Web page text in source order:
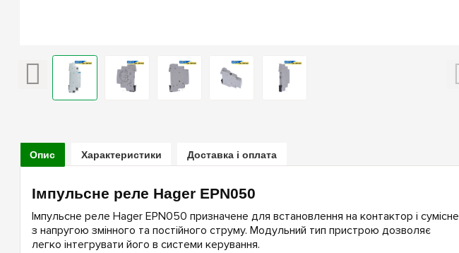
Опис Характеристики Доставка і оплата
Імпульсне реле Hager EPN050
Імпульсне реле Hager EPN050 призначене для встановлення на контактор і сумісне
з напругою змінного та постійного струму. Модульний тип пристрою дозволяє
легко інтегрувати його в системи керування.